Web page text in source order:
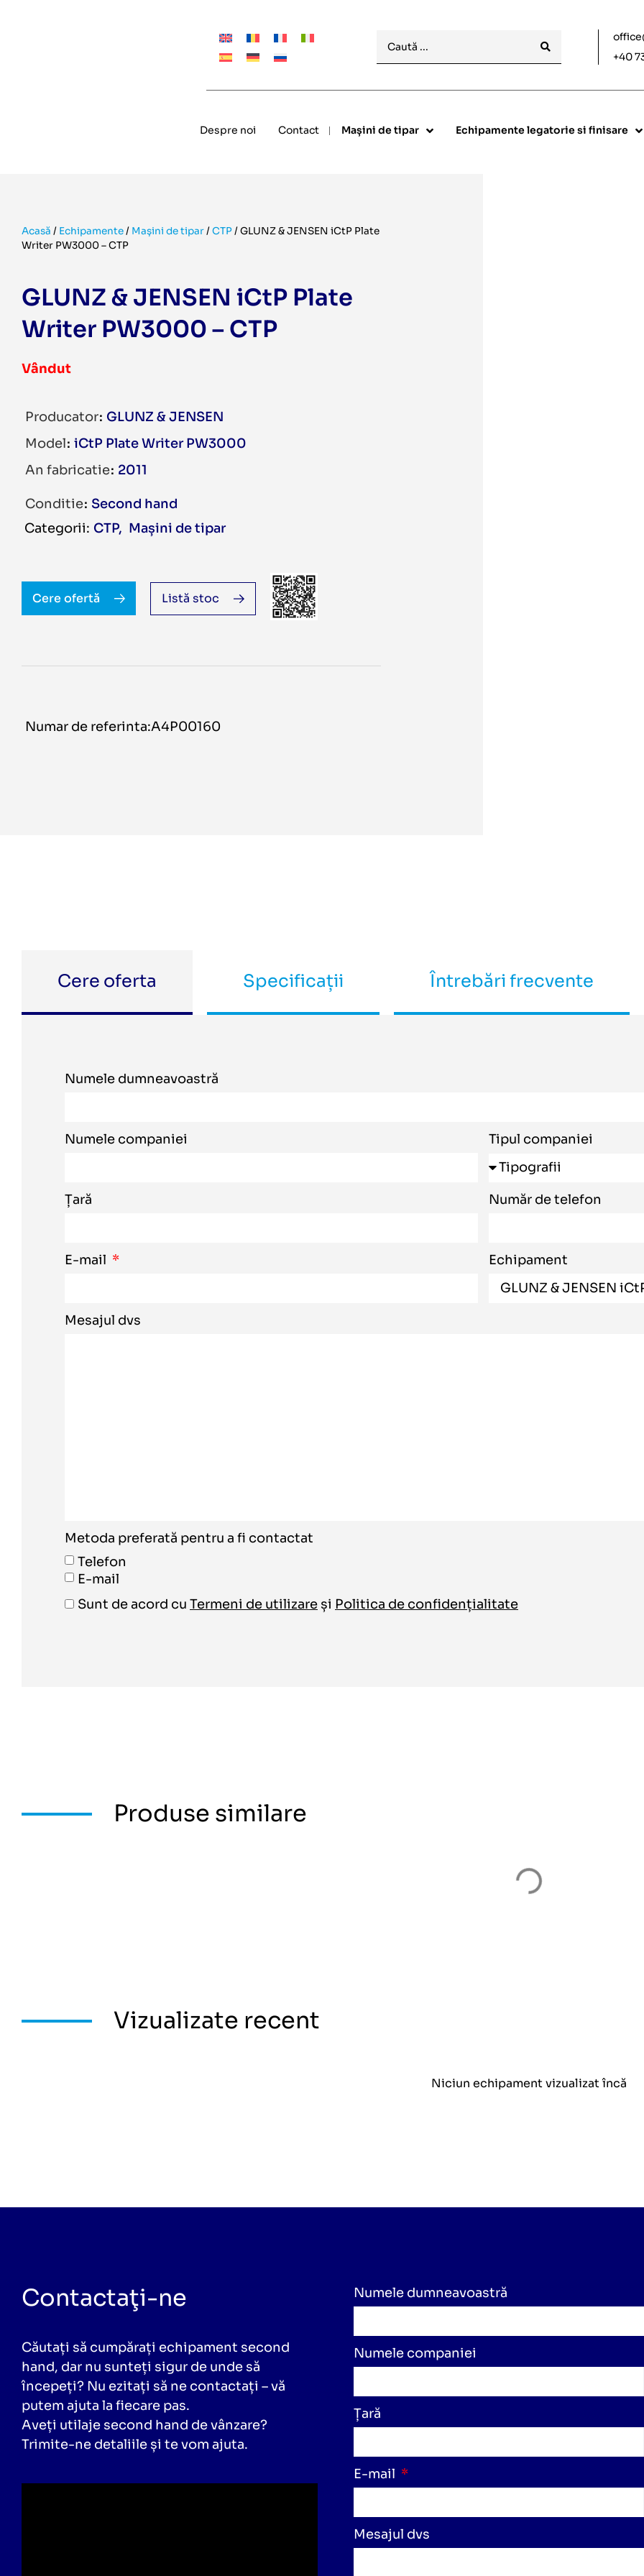
+40
Despre noi Contact Mașini de tipar Echipamente legatorie si finisare
Acasă / Echipamente/ Mașini de tipar/CTP/GLUNZ & JENSEN iCtP Plate
Writer PW3000 – CTP
GLUNZ & JENSEN iCtP Plate
Writer PW3000 – CTP
Vândut
Producator GLUNZ & JENSEN
Model iCtP Plate Writer PW3000
An fabricatie 2011
Conditie Second hand
CTP
Mașini de tipar
Cere ofertă Listă stoc
Numar de referinta:A4P00160
Cere oferta Specificații Întrebări frecvente
Numele dumneavoastră
Numele companiei Tipul companiei
Țară Număr de telefon
E-mail Echipament
Mesajul dvs
Metoda preferată pentru a fi contactat
Telefon
E-mail
Sunt de acord cu Termeni de utilizare și Politica de confidențialitate
Produse similare
Vizualizate recent
Niciun echipament vizualizat încă
Contactaţi-ne
Căutați să cumpărați echipament second
hand, dar nu sunteți sigur de unde să
începeți? Nu ezitați să ne contactați – vă
putem ajuta la fiecare pas.
Aveți utilaje second hand de vânzare?
Trimite-ne detaliile și te vom ajuta.
Numele dumneavoastră
Numele companiei
Țară
E-mail
Mesajul dvs